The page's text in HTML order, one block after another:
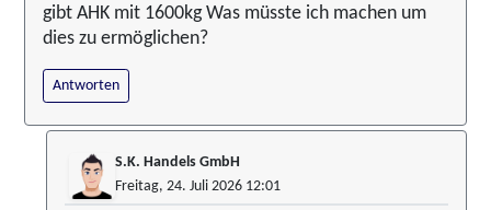
gibt AHK mit 1600kg Was müsste ich machen um
dies zu ermöglichen?
Antworten
S.K. Handels GmbH
Freitag, 24. Juli 2026 12:01